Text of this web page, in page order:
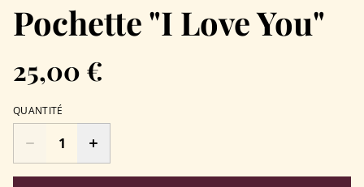
Pochette "I Love You"
25,00 €
QUANTITÉ